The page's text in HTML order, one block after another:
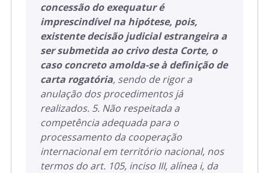
concessão do exequatur é
imprescindível na hipótese, pois,
existente decisão judicial estrangeira a
ser submetida ao crivo desta Corte, o
caso concreto amolda-se à definição de
carta rogatória, sendo de rigor a
anulação dos procedimentos já
realizados. 5. Não respeitada a
competência adequada para o
processamento da cooperação
internacional em território nacional, nos
termos do art. 105, inciso III, alínea i, da